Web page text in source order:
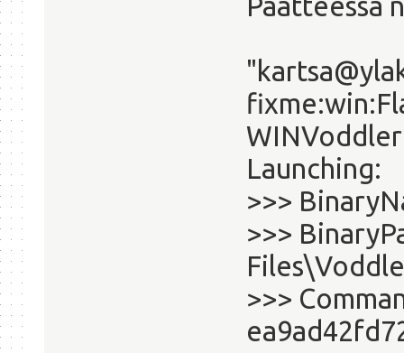
Launching:
>>>
>>>
>>>